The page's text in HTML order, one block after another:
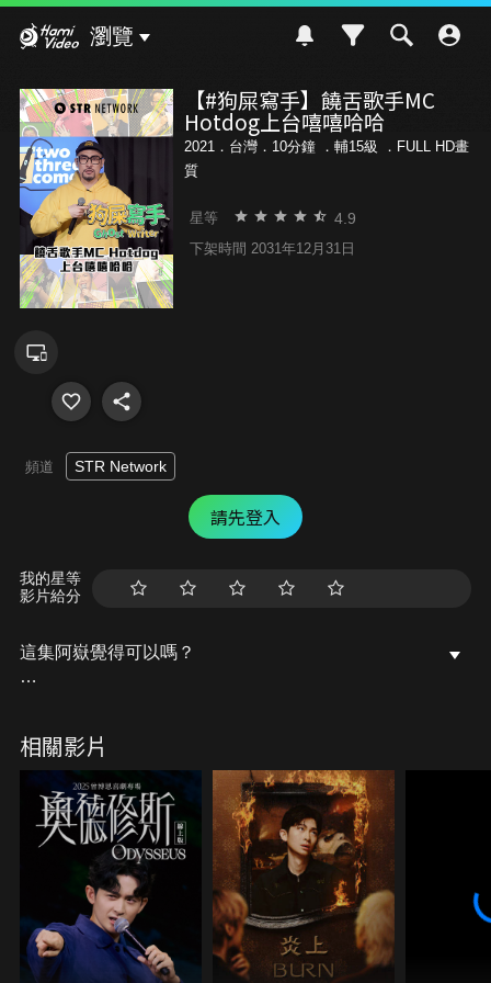
瀏覽
【#狗屎寫手】饒舌歌手MC
Hotdog上台嘻嘻哈哈
2021．台灣．10分鐘 ． 輔15級
．FULL HD畫
質
星等 4.9
下架時間 2031年12月31日
頻道 STR Network
請先登入
我的星等
影片給分
這集阿嶽覺得可以嗎？
能看稿，戴上耳機直接上台演出量身訂製的笑話！資
深藝人羅時豐、王彩樺到網路名人蔡阿嘎、阿滴等人
都曾是薩泰爾的座上賓，考驗來賓臨場發揮的功力！
在薩泰爾寫手的幕後操控下，每集內容都在充滿未知
情況下帶給觀眾意想不到的驚喜。
【關於 STR Network 薩泰爾娛樂】
薩泰爾娛樂是一間台灣喜劇公司，我們以「中文世界
最強喜劇公司」為志業。
擅長各式喜劇製作，從網路節目到線下演出，知名作
相關影片